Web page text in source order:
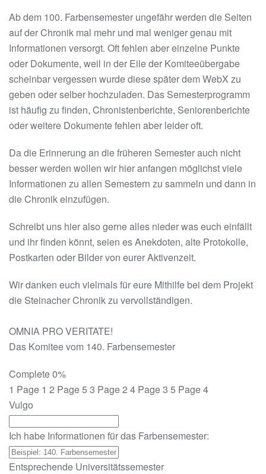
Ab dem 100. Farbensemester ungefähr werden die Seiten
auf der Chronik mal mehr und mal weniger genau mit
Informationen versorgt. Oft fehlen aber einzelne Punkte
oder Dokumente, weil in der Eile der Komiteeübergabe
scheinbar vergessen wurde diese später dem WebX zu
geben oder selber hochzuladen. Das Semesterprogramm
ist häufig zu finden, Chronistenberichte, Seniorenberichte
oder weitere Dokumente fehlen aber leider oft.
Da die Erinnerung an die früheren Semester auch nicht
besser werden wollen wir hier anfangen möglichst viele
Informationen zu allen Semestern zu sammeln und dann in
die Chronik einzufügen.
Schreibt uns hier also gerne alles nieder was euch einfällt
und ihr finden könnt, seien es Anekdoten, alte Protokolle,
Postkarten oder Bilder von eurer Aktivenzeit.
Wir danken euch vielmals für eure Mithilfe bei dem Projekt
die Steinacher Chronik zu vervollständigen.
OMNIA PRO VERITATE!
Das Komitee vom 140. Farbensemester
Complete0%
1 Page 1 2 Page 5 3 Page 2 4 Page 3 5 Page 4
Vulgo
Ich habe Informationen für das Farbensemester:
Entsprechende Universitätssemester